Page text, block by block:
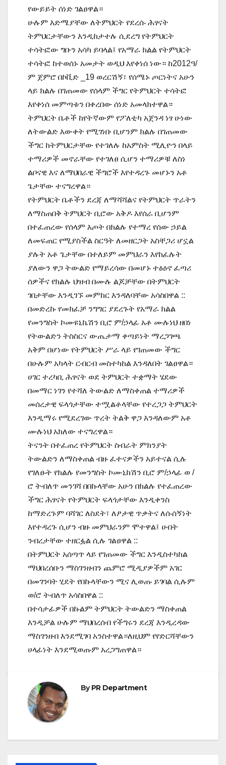
የውይይት ሰነድ ገልፀዋል።
ሁሉም እድሜያቸው ለትምህርት የደረሱ ሕፃናት
ትምህርታቸውን እንዲከታተሉ ሲደረግ የትምህርት
ተሳትፎው ግቡን አሳካ ይባላል፤ የአማራ ክልል የትምህርት
ተሳትፎ ከተወሰኑ አመታት ወዲህ እየቀነሰ ነው። ከ2012ዓ/
ም ጀምሮ በኮቪድ _19 ወረርሽኝ፣ የሰሜኑ ጦርነትና አሁን
ላይ ክልሉ በገጠመው የሰላም ችግር የትምህርት ተሳትፎ
እየቀነሰ መምጣቱን በቀረበው ሰነድ አመላክተዋል።
ትምህርት ቤቶች ከየትኛውም የፖለቲካ አጀንዳ ነፃ ሁነው
ለትውልድ እውቀት የሚገነቡ ቢሆንም ክልሉ በገጠመው
ችግር ከትምህርታቸው የተገለሉ ከአምስት ሚሊዮን በላይ
ተማሪዎች መኖራቸው የተገለፀ ሲሆን ተማሪዎቹ ለስነ
ልቦናዊ እና ለማህበራዊ ችግሮች እየተዳረጉ መሆኑን አቶ
ጌታቸው ተናግረዋል።
የትምህርት ቤቶችን ደረጃ ለማሻሻልና የትምህርት ጥራትን
ለማስጠበቅ ትምህርት ቢሮው አቅዶ እየሰራ ቢሆንም
በተፈጠረው የሰላም እጦት በክልሉ የተማረ የሰው ኃይል
ለመፍጠር የሚያስችል ስርዓት ለመዘርጋት አስቸጋሪ ሆኗል
ያሉት አቶ ጌታቸው በተለይም መምህራን እየከፈሉት
ያለውን ዋጋ ትውልድ የማይረሳው በመሆኑ ተፅዕኖ ፈጣሪ
ሰዎችና የክልሉ ህዝብ በሙሉ ልጆቻቸው በትምህርት
ገበታቸው እንዲገኙ መምከር እንዳለባቸው አሳስበዋል ::
በመድረኩ የመክፈቻ ንግግር ያደረጉት የአማራ ክልል
የመንግስት ኮሙዩኒኬሽን ቢሮ ም/ኃላፊ አቶ ሙሉነህ ዘበነ
የትውልድን ትስስርና ውጤታማ ቀጣይነት ማረጋገጫ
አቅም በሆነው የትምህርት ሥራ ላይ የገጠመው ችግር
በሁሉም አካላት ርብርብ መስተካከል እንዳለበት ገልፀዋል።
ሀገር ተረካቢ ሕፃናት ወደ ትምህርት ተቋማት ሄደው
በመማር ነገን የተሻለ ትውልድ ለማስቀጠል ተማሪዎች
መሰረታዊ ፍላጎታቸው ተሟልቶላቸው የተረጋጋ ትምህርት
እንዲማሩ የሚደረገው ጥረት ትልቅ ዋጋ እንዳለውም አቶ
ሙሉነህ አክለው ተናግረዋል።
ትናንት በተፈጠረ የትምህርት ስብራት ምክንያት
ትውልድን ለማስቀጠል ብዙ ፈተናዎችን አይተናል ሲሉ
የገለፁት የክልሉ የመንግስት ኮሙኒከሽን ቢሮ ም/ኃላፊ ወ /
ሮ ትብለጥ መንገሻ በበኩላቸው አሁን በክልሉ የተፈጠረው
ችግር ሕፃናት የትምህርት ፍላጎታቸው እንዲቀንስ
ከማድረጉም ባሻገር ለስደት፣ ለፆታዊ ጥቃትና ለሱሰኝነት
እየተዳረጉ ሲሆን ብዙ መምህራንም ሞተዋል፤ ሀብት
ንብረታቸው ተዘርፏል ሲሉ ገልፀዋል ::
በትምህርት አሰጣጥ ላይ የገጠመው ችግር እንዲስተካከል
ማህበረሰቡን ማስገንዘብን ጨምሮ ሚዲያዎችም አገር
በመገንባት ሂደት የበኩላቸውን ሚና ሊወጡ ይገባል ሲሉም
ወ/ሮ ትብለጥ አሳስበዋል ::
በተሳታፊዎች በኩልም ትምህርት ትውልድን ማስቀጠል
እንዲቻል ሁሉም ማህበረሰብ የችግሩን ደረጃ እንዲረዳው
ማስገንዘብ እንደሚገባ አንስተዋል።ለዚህም የየድርሻቸውን
ሀላፊነት እንደሚወጡም አረጋግጠዋል።
ByPR Department